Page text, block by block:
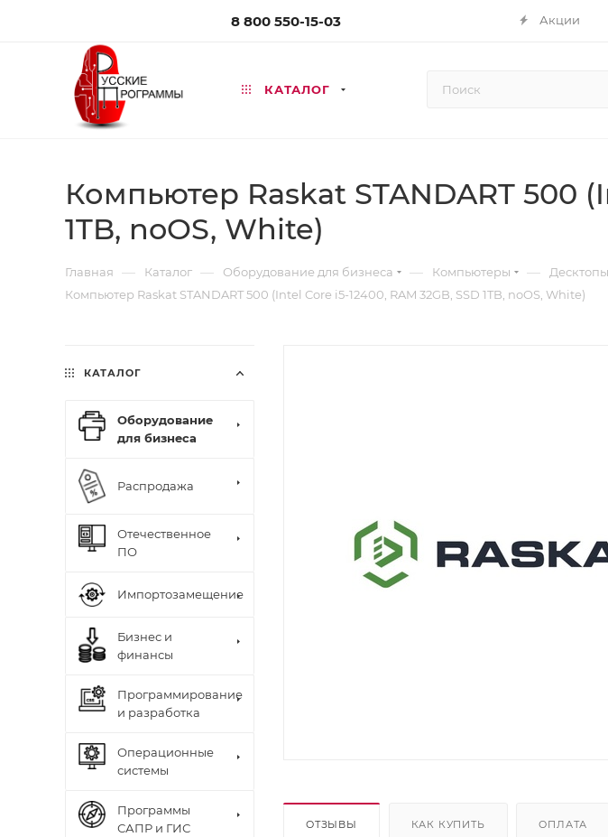
8 800 550-15-03 Акции
КАТАЛОГ
Компьютер Raskat STANDART 500
1TB, noOS, White)
Главная — Каталог — Оборудование для бизнеса — Компьютеры — Десктопы
Компьютер Raskat STANDART 500 (Intel Core i5-12400, RAM 32GB, SSD 1TB, noOS, White)
ОТЗЫВЫ КАК КУПИТЬ ОПЛАТА
КАТАЛОГ
Оборудование
для бизнеса
Распродажа
Отечественное
ПО
Импортозамещение
Бизнес и
финансы
Программирование
и разработка
Операционные
системы
Программы
САПР и ГИС